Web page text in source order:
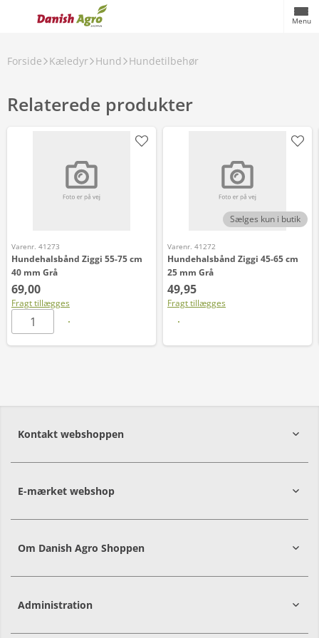
Menu
Forside Kæledyr Hund Hundetilbehør
Relaterede produkter
Varenr. 41273
Hundehalsbånd Ziggi 55-75 cm
40 mm Grå
69,00
Fragt tillægges
Sælges kun i butik
Varenr. 41272
Hundehalsbånd Ziggi 45-65 cm
25 mm Grå
49,95
Fragt tillægges
Kontakt webshoppen
E-mærket webshop
Om Danish Agro Shoppen
Administration